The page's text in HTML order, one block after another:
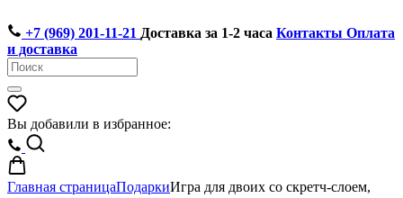
+7 (969) 201-11-21 Доставка за 1-2 часа Контакты Оплата
и доставка
Вы добавили в избранное:
Главная страницаПодаркиИгра для двоих со скретч-слоем,